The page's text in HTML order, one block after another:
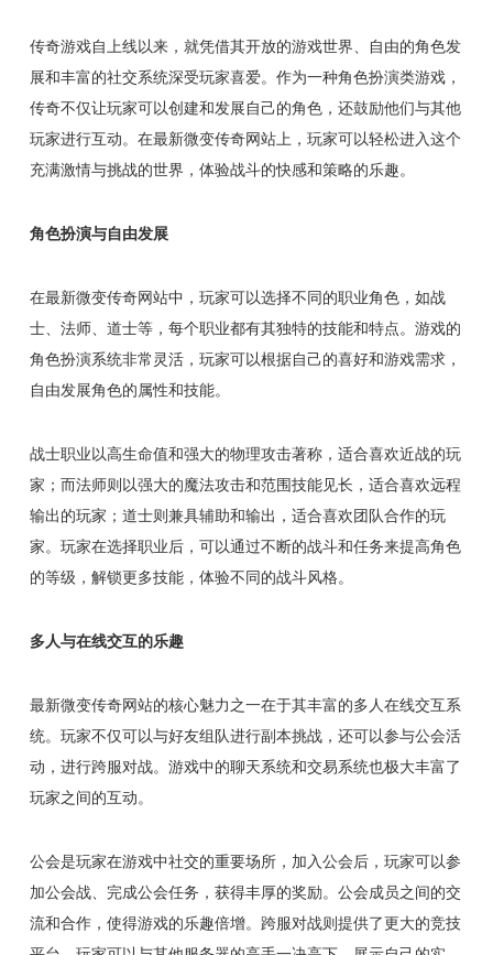
传奇游戏自上线以来，就凭借其开放的游戏世界、自由的角色发
展和丰富的社交系统深受玩家喜爱。作为一种角色扮演类游戏，
传奇不仅让玩家可以创建和发展自己的角色，还鼓励他们与其他
玩家进行互动。在最新微变传奇网站上，玩家可以轻松进入这个
充满激情与挑战的世界，体验战斗的快感和策略的乐趣。
角色扮演与自由发展
在最新微变传奇网站中，玩家可以选择不同的职业角色，如战
士、法师、道士等，每个职业都有其独特的技能和特点。游戏的
角色扮演系统非常灵活，玩家可以根据自己的喜好和游戏需求，
自由发展角色的属性和技能。
战士职业以高生命值和强大的物理攻击著称，适合喜欢近战的玩
家；而法师则以强大的魔法攻击和范围技能见长，适合喜欢远程
输出的玩家；道士则兼具辅助和输出，适合喜欢团队合作的玩
家。玩家在选择职业后，可以通过不断的战斗和任务来提高角色
的等级，解锁更多技能，体验不同的战斗风格。
多人与在线交互的乐趣
最新微变传奇网站的核心魅力之一在于其丰富的多人在线交互系
统。玩家不仅可以与好友组队进行副本挑战，还可以参与公会活
动，进行跨服对战。游戏中的聊天系统和交易系统也极大丰富了
玩家之间的互动。
公会是玩家在游戏中社交的重要场所，加入公会后，玩家可以参
加公会战、完成公会任务，获得丰厚的奖励。公会成员之间的交
流和合作，使得游戏的乐趣倍增。跨服对战则提供了更大的竞技